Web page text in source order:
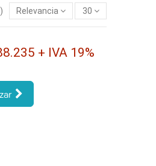
Relevancia 30
+ IVA 19%